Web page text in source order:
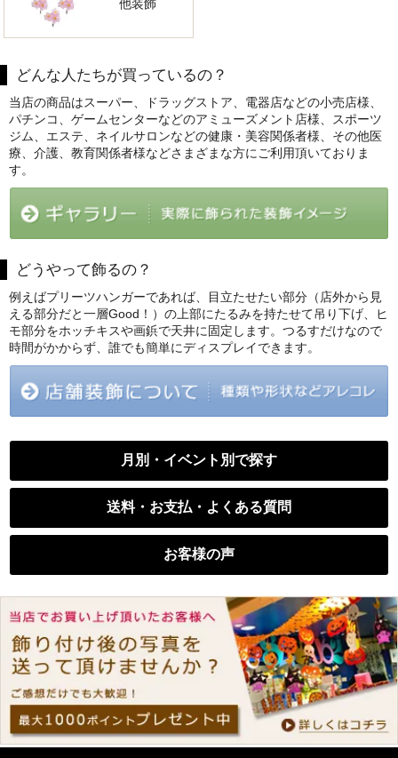
他装飾
どんな人たちが買っているの？
当店の商品はスーパー、ドラッグストア、電器店などの小売店様、
パチンコ、ゲームセンターなどのアミューズメント店様、スポーツ
ジム、エステ、ネイルサロンなどの健康・美容関係者様、その他医
療、介護、教育関係者様などさまざまな方にご利用頂いておりま
す。
どうやって飾るの？
例えばプリーツハンガーであれば、目立たせたい部分（店外から見
える部分だと一層Good！）の上部にたるみを持たせて吊り下げ、ヒ
モ部分をホッチキスや画鋲で天井に固定します。つるすだけなので
時間がかからず、誰でも簡単にディスプレイできます。
月別・イベント別で探す
送料・お支払・よくある質問
お客様の声